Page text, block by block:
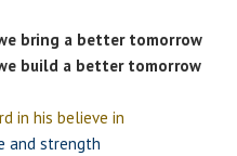
bring a better tomorrow
build a better tomorrow
in his believe in
and strength